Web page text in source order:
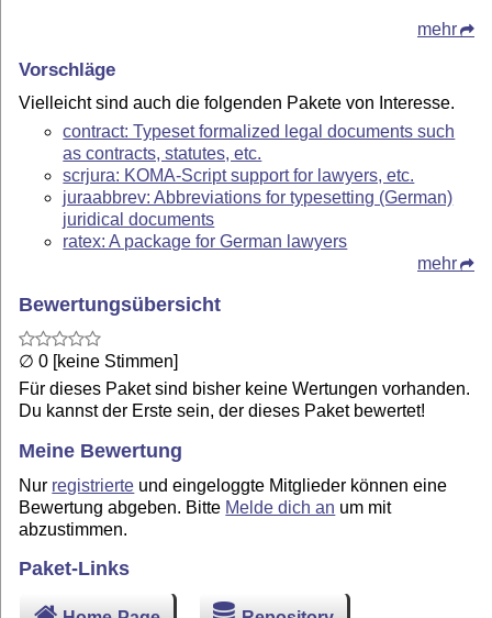
mehr
Vorschläge
Vielleicht sind auch die folgenden Pakete von Interesse.
contract: Typeset formalized legal documents such
as contracts, statutes, etc.
scrjura: KOMA-Script support for lawyers, etc.
juraabbrev: Abbreviations for typesetting (German)
juridical documents
ratex: A package for German lawyers
mehr
Bewertungsübersicht
∅ 0 [keine Stimmen]
Für dieses Paket sind bisher keine Wertungen vorhanden.
Du kannst der Erste sein, der dieses Paket bewertet!
Meine Bewertung
Nur registrierte und eingeloggte Mitglieder können eine
Bewertung abgeben. Bitte Melde dich an um mit
abzustimmen.
Paket-Links